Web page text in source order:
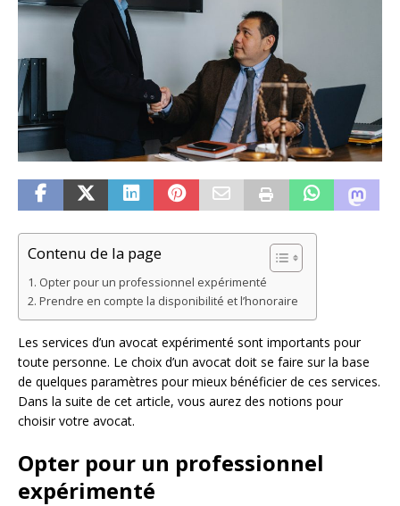
Contenu de la page
Opter pour un professionnel expérimenté
Prendre en compte la disponibilité et l’honoraire
Les services d’un avocat expérimenté sont importants pour
toute personne. Le choix d’un avocat doit se faire sur la base
de quelques paramètres pour mieux bénéficier de ces services.
Dans la suite de cet article, vous aurez des notions pour
choisir votre avocat.
Opter pour un professionnel
expérimenté